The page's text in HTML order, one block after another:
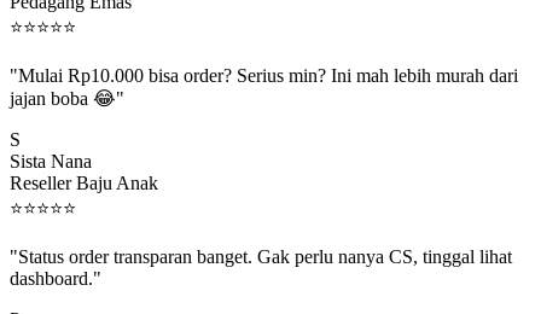
⭐⭐⭐⭐⭐
jajan boba 😂"
Sista Nana
Reseller Baju Anak
⭐⭐⭐⭐⭐
dashboard."